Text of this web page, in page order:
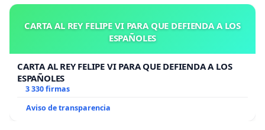
CARTA AL REY FELIPE VI PARA QUE DEFIENDA A LOS
ESPAÑOLES
CARTA AL REY FELIPE VI PARA QUE DEFIENDA A LOS
ESPAÑOLES
3 330 firmas
Aviso de transparencia